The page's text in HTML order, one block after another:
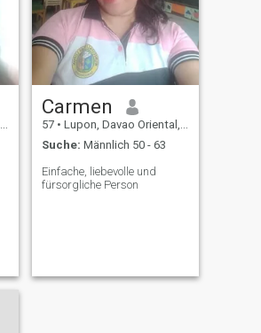
Carmen
57 • Lupon, Davao Oriental, Philippinen
Suche: Männlich 50 - 63
Einfache, liebevolle und
fürsorgliche Person